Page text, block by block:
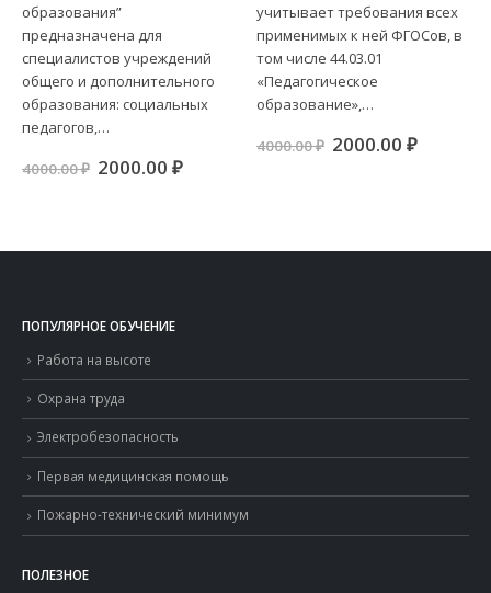
₽.
образования”
предназначена для
специалистов учреждений
общего и дополнительного
образования: социальных
педагогов,…
4000.00₽ Первоначальная
2000.00 ₽Текущая
учитывает требования всех
применимых к ней ФГОСов, в
том числе 44.03.01
«Педагогическое
образование»,…
4000.00₽ Первоначальная
2000.00 ₽
ПОПУЛЯРНОЕ ОБУЧЕНИЕ
Работа на высоте
Охрана труда
Электробезопасность
Первая медицинская помощь
Пожарно-технический минимум
ПОЛЕЗНОЕ